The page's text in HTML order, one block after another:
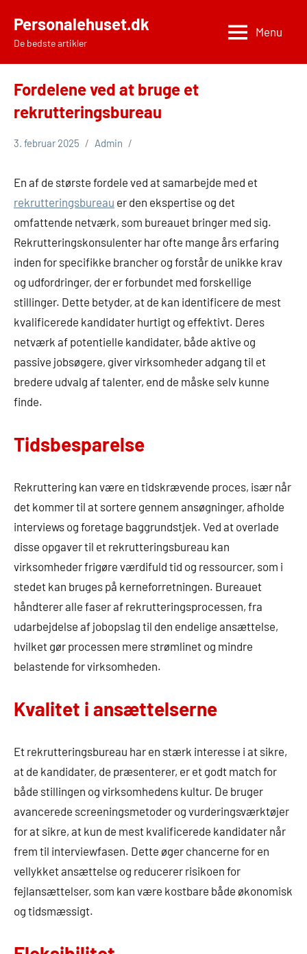
indhold
Personalehuset.dk
De bedste artikler
Menu
Fordelene ved at bruge et
rekrutteringsbureau
3. februar 2025 Admin
En af de største fordele ved at samarbejde med et
rekrutteringsbureau er den ekspertise og det
omfattende netværk, som bureauet bringer med sig.
Rekrutteringskonsulenter har ofte mange års erfaring
inden for specifikke brancher og forstår de unikke krav
og udfordringer, der er forbundet med forskellige
stillinger. Dette betyder, at de kan identificere de mest
kvalificerede kandidater hurtigt og effektivt. Deres
netværk af potentielle kandidater, både aktive og
passive jobsøgere, giver virksomheder adgang til et
bredere udvalg af talenter, end de måske selv kunne
finde.
Tidsbesparelse
Rekruttering kan være en tidskrævende proces, især når
det kommer til at sortere gennem ansøgninger, afholde
interviews og foretage baggrundstjek. Ved at overlade
disse opgaver til et rekrutteringsbureau kan
virksomheder frigøre værdifuld tid og ressourcer, som i
stedet kan bruges på kerneforretningen. Bureauet
håndterer alle faser af rekrutteringsprocessen, fra
udarbejdelse af jobopslag til den endelige ansættelse,
hvilket gør processen mere strømlinet og mindre
belastende for virksomheden.
Kvalitet i ansættelserne
Et rekrutteringsbureau har en stærk interesse i at sikre,
at de kandidater, de præsenterer, er et godt match for
både stillingen og virksomhedens kultur. De bruger
avancerede screeningsmetoder og vurderingsværktøjer
for at sikre, at kun de mest kvalificerede kandidater når
frem til interviewfasen. Dette øger chancerne for en
vellykket ansættelse og reducerer risikoen for
fejlansættelser, som kan være kostbare både økonomisk
og tidsmæssigt.